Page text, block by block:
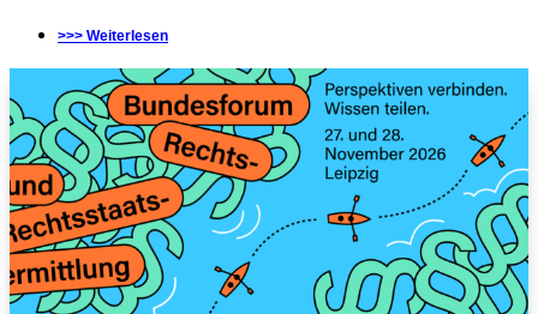
>>> Weiterlesen